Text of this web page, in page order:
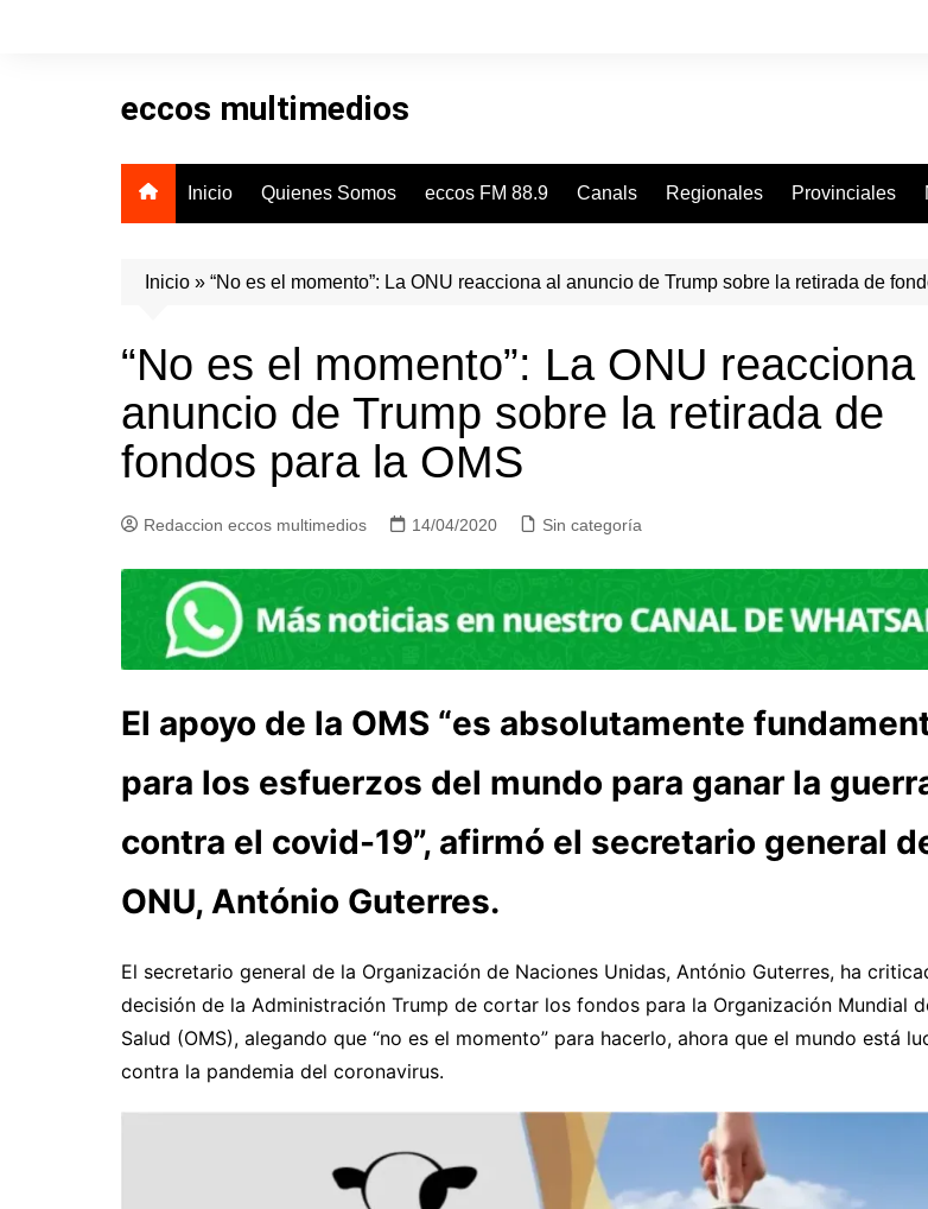
eccos multimedios
Inicio Quienes Somos eccos FM 88.9 Canals Regionales Provinciales
Inicio » “No es el momento”: La ONU reacciona al anuncio de Trump sobre la retirada de
“No es el momento”: La ONU reacciona
anuncio de Trump sobre la retirada de
fondos para la OMS
Redaccion eccos multimedios 14/04/2020 Sin categoría
El apoyo de la OMS “es absolutamente
para los esfuerzos del mundo para ganar la
contra el covid-19”, afirmó el secretario general
ONU, António Guterres.
El secretario general de la Organización de Naciones Unidas, António Guterres, ha
decisión de la Administración Trump de cortar los fondos para la Organización Mundial
Salud (OMS), alegando que “no es el momento” para hacerlo, ahora que el mundo está
contra la pandemia del coronavirus.